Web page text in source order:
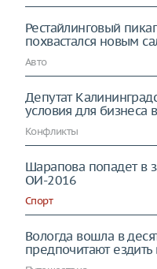
Рестайлинговый
похвастался новым
Авто
Депутат
условия для
Конфликты
Шарапова попадет в
ОИ-2016
Спорт
Вологда вошла в
предпочитают